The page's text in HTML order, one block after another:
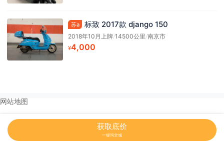
苏a 标致 2017款 django 150
2018年10月上牌/14500公里 /南京市
¥4,000
获取底价
一键询全城
网站地图